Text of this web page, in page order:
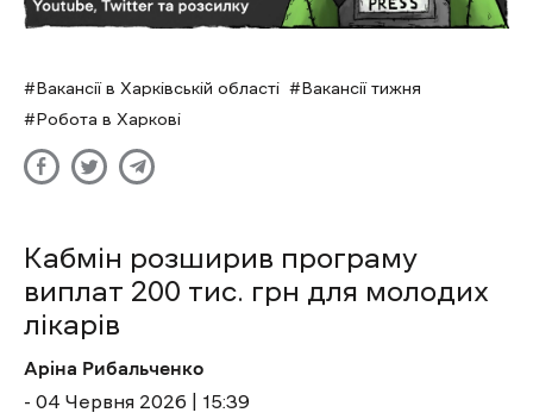
Вакансії в Харківській області
Вакансії тижня
Робота в Харкові
Кабмін розширив програму
виплат 200 тис. грн для молодих
лікарів
Аріна Рибальченко
- 04 Червня 2026 | 15:39